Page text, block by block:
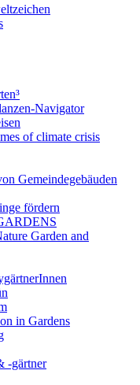
Navigator
of climate crisis
Gemeindegebäuden
fördern
Garden and
in Gardens
-gärtner